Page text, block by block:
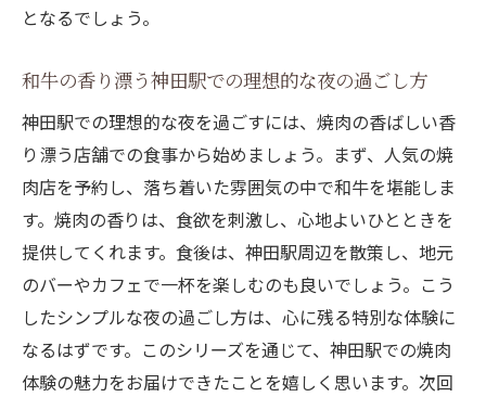
食事券で楽しむ神田駅の焼肉店の新しいス
神田駅の焼肉店で食事券を活用する方法
特別な食事券で神田駅の焼肉体験をさらに
楽しむ
神田駅での焼肉体験をよりお得に楽しむ食
事券の活用法
食事券がもたらす神田駅での焼肉の特別な
楽しみ方
となるでしょう。
和牛の香り漂う神田駅での理想的な夜の過ごし方
神田駅での理想的な夜を過ごすには、焼肉の香ばしい香
り漂う店舗での食事から始めましょう。まず、人気の焼
肉店を予約し、落ち着いた雰囲気の中で和牛を堪能しま
す。焼肉の香りは、食欲を刺激し、心地よいひとときを
提供してくれます。食後は、神田駅周辺を散策し、地元
のバーやカフェで一杯を楽しむのも良いでしょう。こう
したシンプルな夜の過ごし方は、心に残る特別な体験に
なるはずです。このシリーズを通じて、神田駅での焼肉
体験の魅力をお届けできたことを嬉しく思います。次回